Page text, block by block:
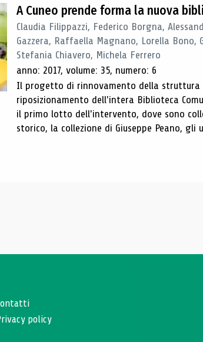
A Cuneo prende forma la nuova
Claudia Filippazzi, Federico Borgna,
Gazzera, Raffaella Magnano, Lorella Bono,
Stefania Chiavero, Michela Ferrero
anno: 2017, volume: 35, numero: 6
Il progetto di rinnovamento della struttura
riposizionamento dell'intera Biblioteca
il primo lotto dell'intervento, dove sono
storico, la collezione di Giuseppe Peano, gli
policy